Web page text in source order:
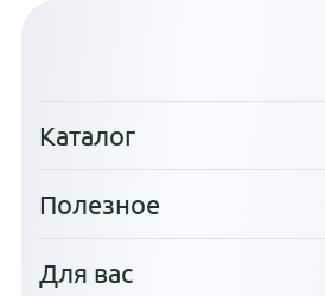
Каталог
Полезное
Для вас